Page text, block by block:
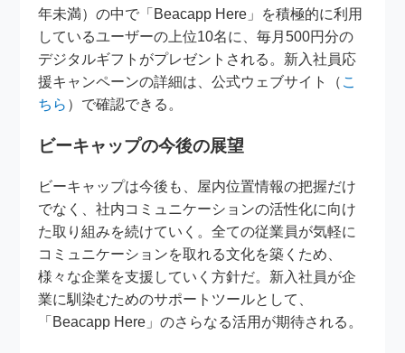
年未満）の中で「Beacapp Here」を積極的に利用
しているユーザーの上位10名に、毎月500円分の
デジタルギフトがプレゼントされる。新入社員応
援キャンペーンの詳細は、公式ウェブサイト（ こ
ちら ）で確認できる。
ビーキャップの今後の展望
ビーキャップは今後も、屋内位置情報の把握だけ
でなく、社内コミュニケーションの活性化に向け
た取り組みを続けていく。全ての従業員が気軽に
コミュニケーションを取れる文化を築くため、
様々な企業を支援していく方針だ。新入社員が企
業に馴染むためのサポートツールとして、
「Beacapp Here」のさらなる活用が期待される。